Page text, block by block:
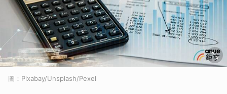
圖：Pixabay/Unsplash/Pexel